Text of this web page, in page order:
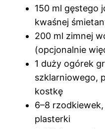
150 ml gęstego
kwaśnej
200 ml zimnej
(opcjonalnie
1 duży ogórek
szklarniowego,
kostkę
6–8
plasterki